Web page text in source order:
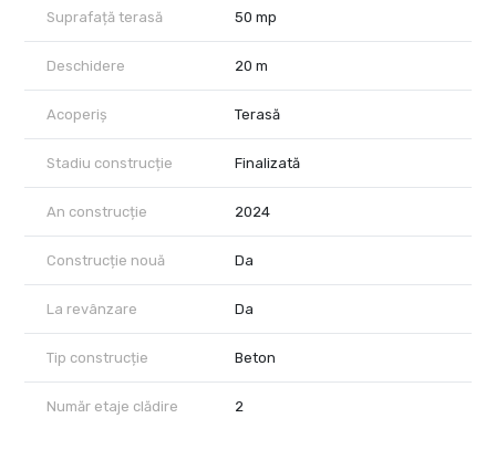
Suprafață terasă 50 mp
Deschidere 20 m
Acoperiș Terasă
Stadiu construcție Finalizată
An construcție 2024
Construcție nouă Da
La revânzare Da
Tip construcție Beton
Număr etaje clădire 2